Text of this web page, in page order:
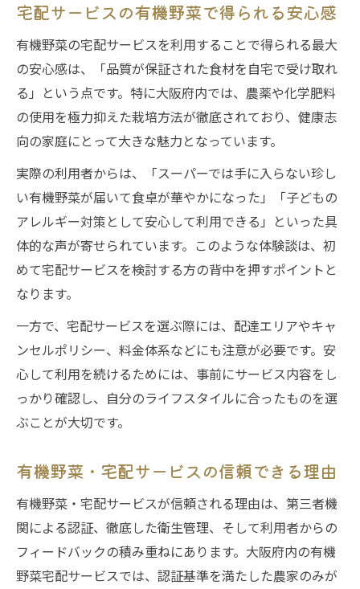
宅配サービスの有機野菜で得られる安心感
有機野菜の宅配サービスを利用することで得られる最大
の安心感は、「品質が保証された食材を自宅で受け取れ
る」という点です。特に大阪府内では、農薬や化学肥料
の使用を極力抑えた栽培方法が徹底されており、健康志
向の家庭にとって大きな魅力となっています。
実際の利用者からは、「スーパーでは手に入らない珍し
い有機野菜が届いて食卓が華やかになった」「子どもの
アレルギー対策として安心して利用できる」といった具
体的な声が寄せられています。このような体験談は、初
めて宅配サービスを検討する方の背中を押すポイントと
なります。
一方で、宅配サービスを選ぶ際には、配達エリアやキャ
ンセルポリシー、料金体系などにも注意が必要です。安
心して利用を続けるためには、事前にサービス内容をし
っかり確認し、自分のライフスタイルに合ったものを選
ぶことが大切です。
有機野菜・宅配サービスの信頼できる理由
有機野菜・宅配サービスが信頼される理由は、第三者機
関による認証、徹底した衛生管理、そして利用者からの
フィードバックの積み重ねにあります。大阪府内の有機
野菜宅配サービスでは、認証基準を満たした農家のみが